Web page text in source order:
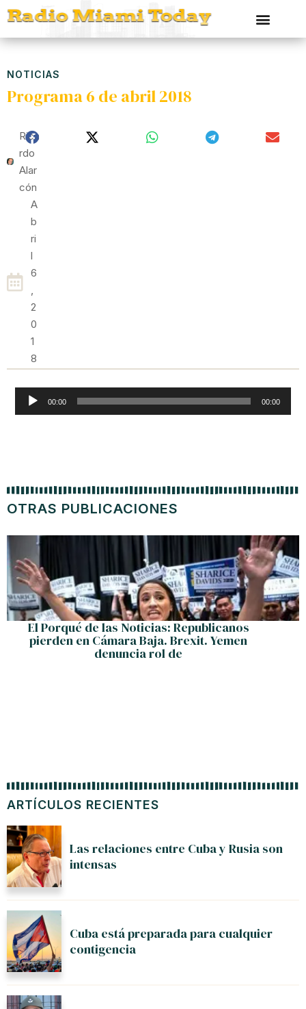
NOTICIAS
Programa 6 de abril 2018
Rica
Rdo
Alar
Cón
A
B
Ri
L
6
,
2
0
1
8
Reproductor
de
00:00 00:00
ARTÍCULOS RECIENTES
Las relaciones entre Cuba y Rusia son
intensas
Cuba está preparada para cualquier
contigencia
OTRAS PUBLICACIONES
El Porqué de las Noticias: Republicanos
pierden en Cámara Baja. Brexit. Yemen
denuncia rol de